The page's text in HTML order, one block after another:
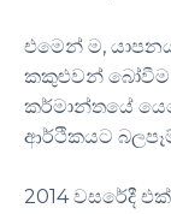
එමෙන් ම,
කකුළුවන් බෝවීම
කර්මාන්තයේ
ආර්ථිකයට
2014 වසරේදී